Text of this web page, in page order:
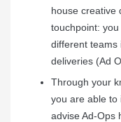
house creative
touchpoint:
different teams
deliveries (Ad
Through your
you are able to
advise Ad-Ops